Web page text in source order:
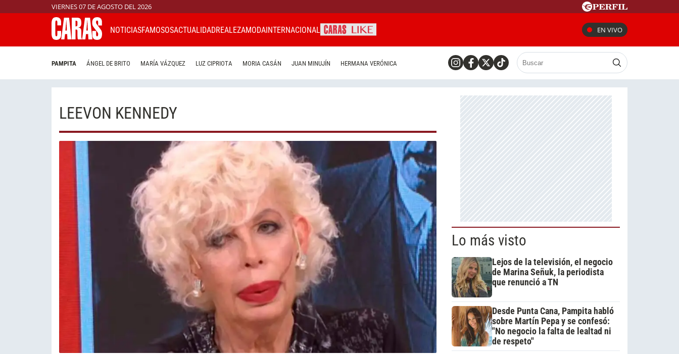
VIERNES 07 DE AGOSTO DEL 2026
NOTICIASFAMOSOSACTUALIDADREALEZAMODAINTERNACIONAL EN VIVO
PAMPITA ÁNGEL DE BRITO MARÍA VÁZQUEZ LUZ CIPRIOTA MORIA CASÁN JUAN MINUJÍN HERMANA VERÓNICA
LEEVON KENNEDY
Lo más visto
Lejos de la televisión, el negocio
de Marina Señuk, la periodista
que renunció a TN
Desde Punta Cana, Pampita habló
sobre Martín Pepa y se confesó:
"No negocio la falta de lealtad ni
de respeto"